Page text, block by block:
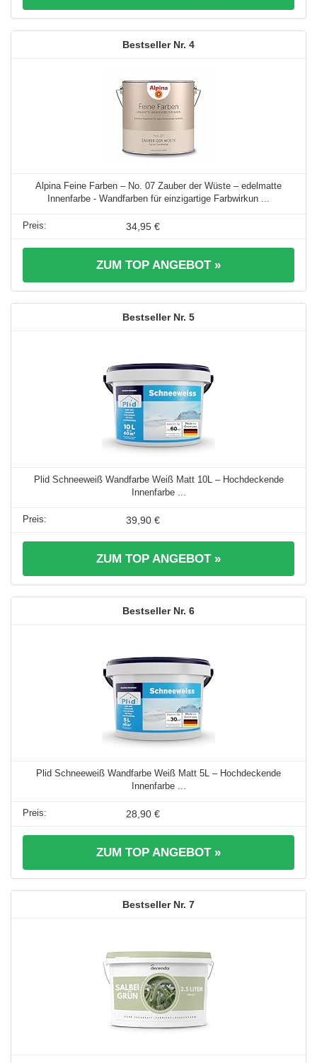
4
Alpina Feine Farben – No. 07 Zauber der Wüste – edelmatte
Innenfarbe - Wandfarben für einzigartige Farbwirkun ...
34,95 €
ZUM TOP ANGEBOT »
5
Plid Schneeweiß Wandfarbe Weiß Matt 10L – Hochdeckende
Innenfarbe ...
39,90 €
ZUM TOP ANGEBOT »
6
Plid Schneeweiß Wandfarbe Weiß Matt 5L – Hochdeckende
Innenfarbe ...
28,90 €
ZUM TOP ANGEBOT »
7